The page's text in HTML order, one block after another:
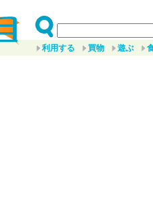
利用する 買物 遊ぶ